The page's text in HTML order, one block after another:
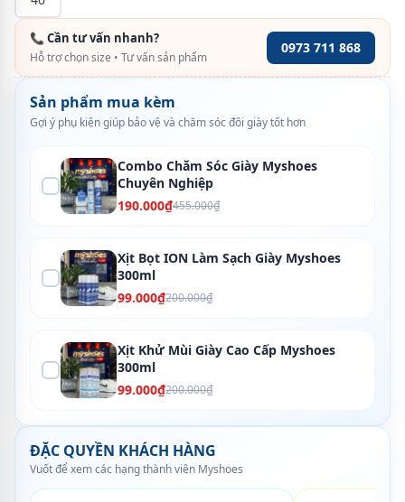
📞 Cần tư vấn nhanh?
Hỗ trợ chọn size • Tư vấn sản phẩm
0973 711 868
Sản phẩm mua kèm
Gợi ý phụ kiện giúp bảo vệ và chăm sóc đôi giày tốt hơn
Combo Chăm Sóc Giày Myshoes
Chuyên Nghiệp
190.000₫455.000₫
Xịt Bọt ION Làm Sạch Giày Myshoes
300ml
99.000₫200.000₫
Xịt Khử Mùi Giày Cao Cấp Myshoes
300ml
99.000₫200.000₫
ĐẶC QUYỀN KHÁCH HÀNG
Vuốt để xem các hạng thành viên Myshoes